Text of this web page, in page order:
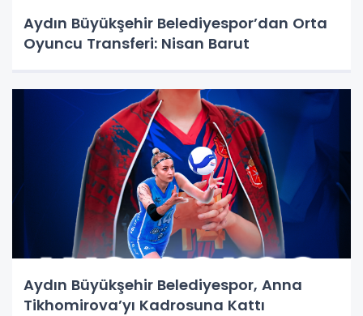
Aydın Büyükşehir Belediyespor’dan Orta
Oyuncu Transferi: Nisan Barut
Aydın Büyükşehir Belediyespor, Anna
Tikhomirova’yı Kadrosuna Kattı